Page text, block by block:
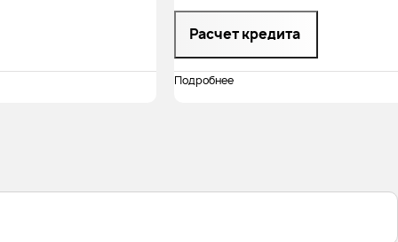
Расчет кредита
Подробнее